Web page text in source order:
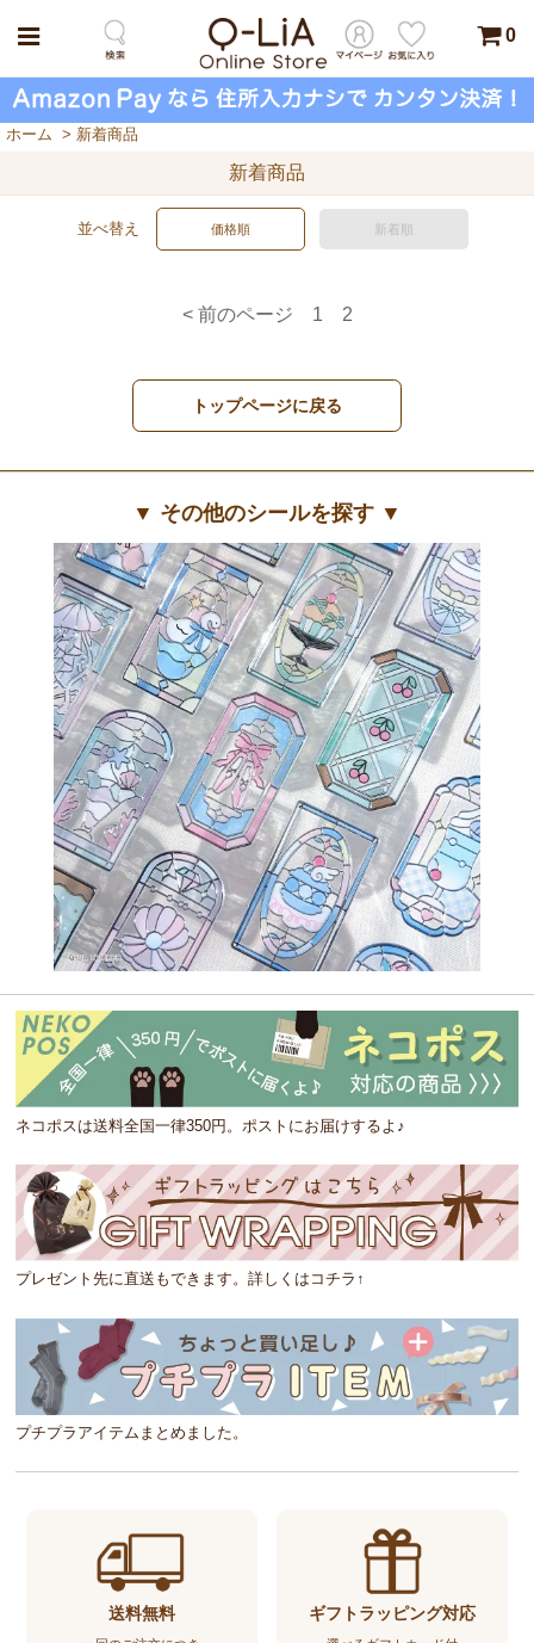
0
ホーム > 新着商品
新着商品
並べ替え 価格順 新着順
< 前のページ 1 2
トップページに戻る
▼ その他のシールを探す ▼
ネコポスは送料全国一律350円。ポストにお届けするよ♪
プレゼント先に直送もできます。詳しくはコチラ↑
プチプラアイテムまとめました。
送料無料 ギフトラッピング対応